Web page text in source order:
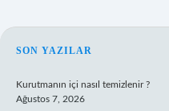
SIDEBAR
SON YAZILAR
Kurutmanın içi nasıl temizlenir ?
Ağustos 7, 2026